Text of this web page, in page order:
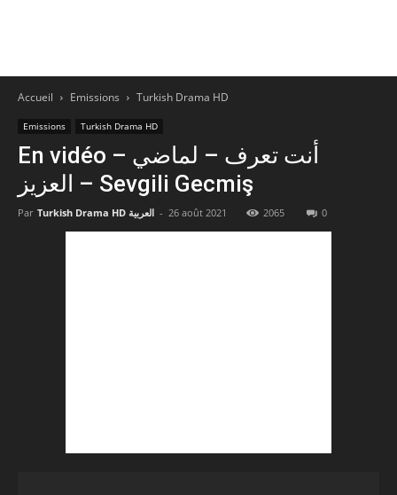
Accueil Emissions Turkish Drama HD
Emissions Turkish Drama HD
En vidéo – أنت تعرف – لماضي
العزيز – Sevgili Gecmiş
Par Turkish Drama HD العربية - 26 août 2021 2065 0